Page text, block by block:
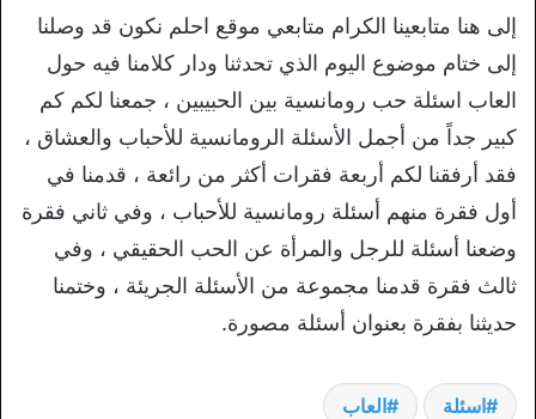
إلى هنا متابعينا الكرام متابعي موقع احلم نكون قد وصلنا
إلى ختام موضوع اليوم الذي تحدثنا ودار كلامنا فيه حول
العاب اسئلة حب رومانسية بين الحبيبين ، جمعنا لكم كم
كبير جداً من أجمل الأسئلة الرومانسية للأحباب والعشاق ،
فقد أرفقنا لكم أربعة فقرات أكثر من رائعة ، قدمنا في
أول فقرة منهم أسئلة رومانسية للأحباب ، وفي ثاني فقرة
وضعنا أسئلة للرجل والمرأة عن الحب الحقيقي ، وفي
ثالث فقرة قدمنا مجموعة من الأسئلة الجريئة ، وختمنا
حديثنا بفقرة بعنوان أسئلة مصورة.
اسئلة العاب